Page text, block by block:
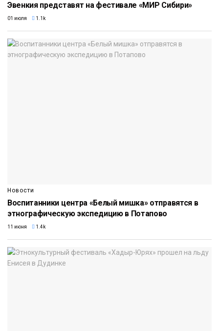
Эвенкия представят на фестивале «МИР Сибири»
01 июля 1.1k
Новости
Воспитанники центра «Белый мишка» отправятся в
этнографическую экспедицию в Потапово
11 июня 1.4k